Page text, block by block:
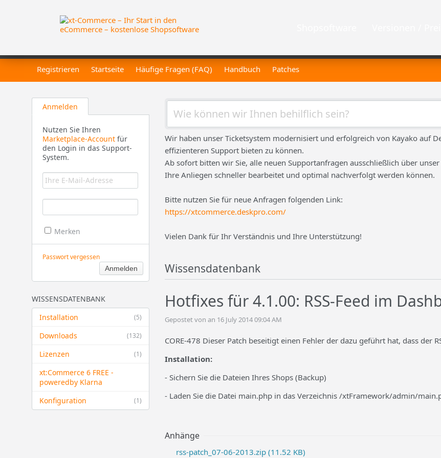
Registrieren Startseite Häufige Fragen (FAQ) Handbuch Patches
Anmelden
Nutzen Sie Ihren
Marketplace-Account für
den Login in das Support-
System.
Merken
Passwort vergessen
WISSENSDATENBANK
(5)
Installation
(132)
Downloads
(1)
Lizenzen
xt:Commerce 6 FREE -
powered​by Klarna
(1)
Konfiguration
Wir haben unser Ticketsystem modernisiert und erfolgreich von Kayako auf
effizienteren Support bieten zu können.
Ab sofort bitten wir Sie, alle neuen Supportanfragen ausschließlich über
Ihre Anliegen schneller bearbeitet und optimal nachverfolgt werden können.
Bitte nutzen Sie für neue Anfragen folgenden Link:
https://xtcommerce.deskpro.com/
Vielen Dank für Ihr Verständnis und Ihre Unterstützung!
Wissensdatenbank
Hotfixes für 4.1.00: RSS-Feed im
Gepostet von an 16 July 2014 09:04 AM
CORE-478 Dieser Patch beseitigt einen Fehler der dazu geführt hat, dass der
Installation:
- Sichern Sie die Dateien Ihres Shops (Backup)
- Laden Sie die Datei main.php in das Verzeichnis /xtFramework/admin/
Anhänge
rss-patch_07-06-2013.zip (11.52 KB)